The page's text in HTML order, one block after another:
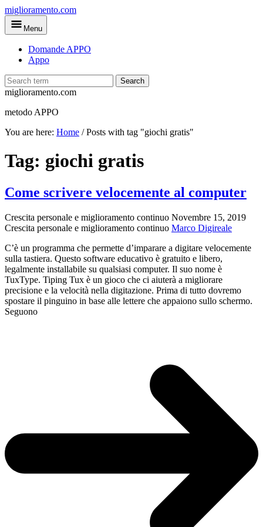
Skip
to
main
miglioramento.com
Menu
Domande APPO
Appo
Search
miglioramento.com
metodo APPO
You are here: Home /Posts with tag "giochi gratis"
Tag: giochi gratis
Come scrivere velocemente al computer
Crescita personale e miglioramento continuo Novembre 15, 2019
Crescita personale e miglioramento continuo Marco Digireale
C’è un programma che permette d’imparare a digitare velocemente
sulla tastiera. Questo software educativo è gratuito e libero,
legalmente installabile su qualsiasi computer. Il suo nome è
TuxType. Tiping Tux è un gioco che ci aiuterà a migliorare
precisione e la velocità nella digitazione. Prima di tutto dovremo
spostare il pinguino in base alle lettere che appaiono sullo schermo.
Seguono